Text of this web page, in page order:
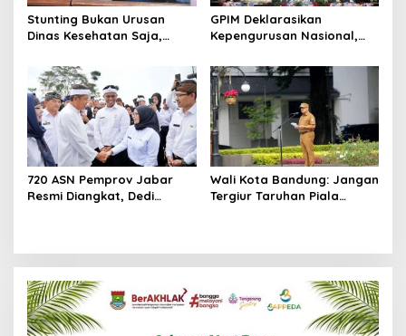
Stunting Bukan Urusan
Dinas Kesehatan Saja,
Fenomena ‘Lost Contact’
Posyandu
GPIM Deklarasikan
Kepengurusan Nasional,
Pemerintah dan Bidik
Kemenangan Prabowo 2029
720 ASN Pemprov Jabar
Resmi Diangkat, Dedi
Wali Kota Bandung: Jangan
Tergiur Taruhan Piala